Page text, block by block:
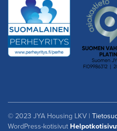
© 2023 JYA Housing LKV |
WordPress-kotisivut